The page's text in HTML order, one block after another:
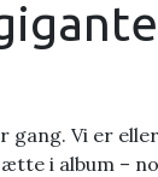
gang. Vi er
i album –